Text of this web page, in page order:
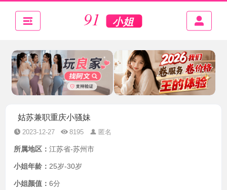
姑苏兼职重庆小骚妹
2023-12-27 8195 匿名
所属地区： 江苏省-苏州市
小姐年龄： 25岁-30岁
小姐颜值： 6分